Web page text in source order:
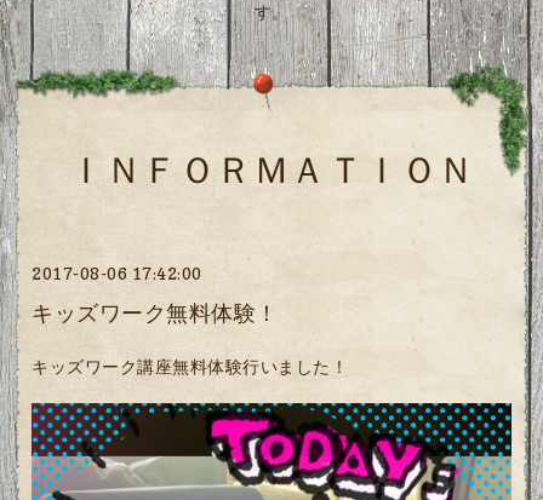
す。
ＩＮＦＯＲＭＡＴＩＯＮ
2017-08-06 17:42:00
キッズワーク無料体験！
キッズワーク講座無料体験行いました！